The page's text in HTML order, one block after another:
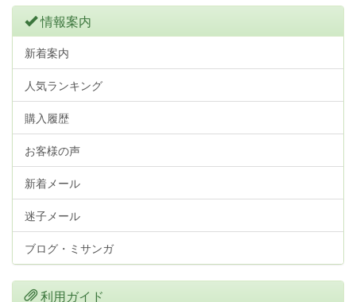
情報案内
新着案内
人気ランキング
購入履歴
お客様の声
新着メール
迷子メール
ブログ・ミサンガ
利用ガイド